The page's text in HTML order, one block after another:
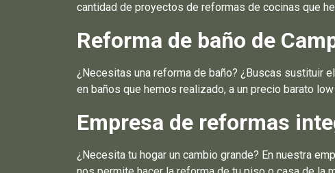
cantidad de proyectos de reformas de cocinas que
Reforma de baño de
¿Necesitas una reforma de baño? ¿Buscas sustituir
en baños que hemos realizado, a un precio barato
Empresa de reformas
¿Necesita tu hogar un cambio grande? En nuestra